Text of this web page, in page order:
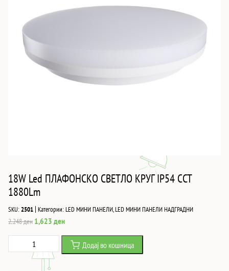
18W Led ПЛАФОНСКО СВЕТЛО КРУГ IP54 CCT
1880Lm
SKU:2501 | Категории:LED МИНИ ПАНЕЛИ,LED МИНИ ПАНЕЛИ НАДГРАДНИ
2,248ден Original
was:
2,248 ден.
1,623 денCurrent
price
1,623 ден.
Led
Додај во кошница